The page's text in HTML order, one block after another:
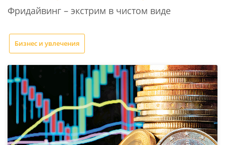
Фридайвинг – экстрим в чистом виде
Бизнес и увлечения